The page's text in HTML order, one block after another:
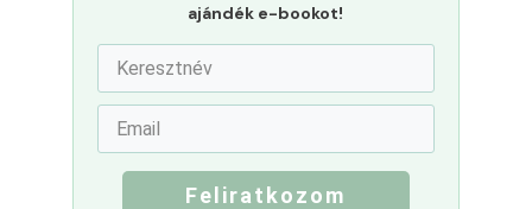
ajándék e-bookot!
Feliratkozom